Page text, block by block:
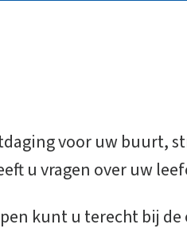
voor uw buurt,
u vragen over uw
kunt u terecht bij